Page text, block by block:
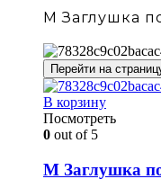
М Заглушка
Перейти на
В корзину
Посмотреть
0 out of 5
М Заглушка